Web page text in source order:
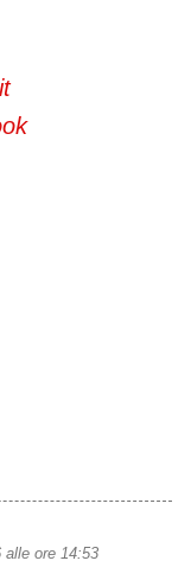
alle ore 14:53